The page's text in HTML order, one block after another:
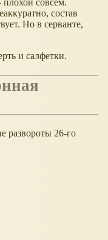
совсем.
состав
Но в серванте,
и салфетки.
развороты 26-го